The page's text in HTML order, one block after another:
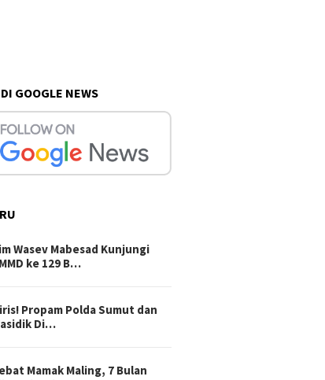
GOOGLE NEWS
Wasev Mabesad Kunjungi
ke 129 B…
Propam Polda Sumut dan
Di…
Mamak Maling, 7 Bulan